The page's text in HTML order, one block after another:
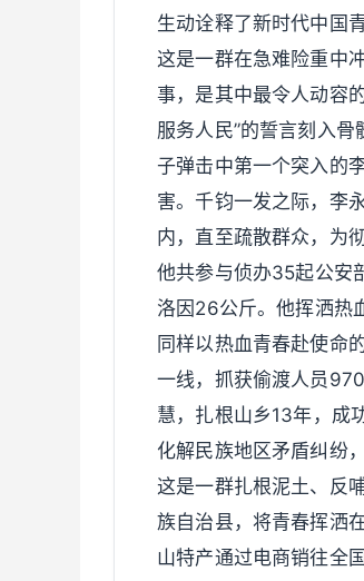
生动诠释了新时代中国
这是一群在急难险重中
事，是其中最令人动容
服务人民”的誓言刻入骨
子弹击中第一个突入的
害。千钧一发之际，李
内，直至疏散群众，为
他共参与侦办35起公安
洛因26公斤。他挥洒热
同样以热血青春赴使命
一线，抓获偷渡人员
慧，扎根山乡13年，成
化解民族地区矛盾纠纷
这是一群扎根泥土、反
族自治县，将青春挥洒
山特产通过电商销往全